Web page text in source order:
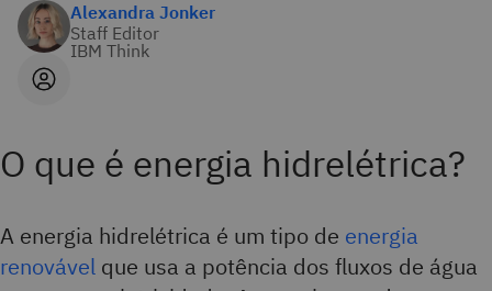
Alexandra Jonker
Staff Editor
IBM Think
O que é energia hidrelétrica?
A energia hidrelétrica é um tipo de energia
renovável que usa a potência dos fluxos de água